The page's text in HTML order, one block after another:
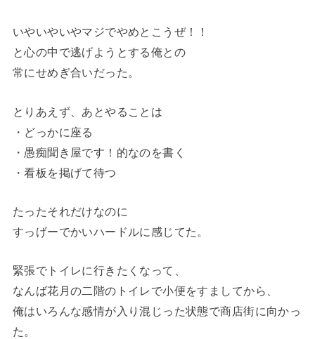
いやいやいやマジでやめとこうぜ！！
と心の中で逃げようとする俺との
常にせめぎ合いだった。
とりあえず、あとやることは
・どっかに座る
・愚痴聞き屋です！的なのを書く
・看板を掲げて待つ
たったそれだけなのに
すっげーでかいハードルに感じてた。
緊張でトイレに行きたくなって、
なんば花月の二階のトイレで小便をすましてから、
俺はいろんな感情が入り混じった状態で商店街に向かっ
た。